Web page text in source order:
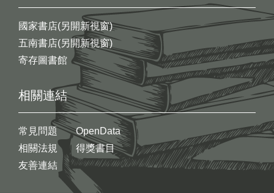
國家書店(另開新視窗)
五南書店(另開新視窗)
寄存圖書館
相關連結
常見問題
相關法規
友善連結
OpenData
得獎書目